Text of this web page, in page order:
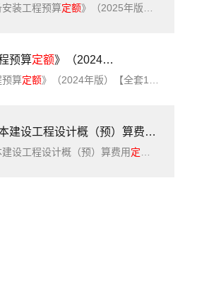
安装工程预算定额》（2025年版）【高清PDF版下载】简介：水利设备安装工程预算
预算定额》（2024年版）【全套18册21本】【高清无水印PDF版下载】
预算定额》（2024年版）【全套18册21本】【高清无水印PDF版下载】简介：《铁路工程预算
建设工程设计概（预）算费用
建设工程设计概（预）算费用定额